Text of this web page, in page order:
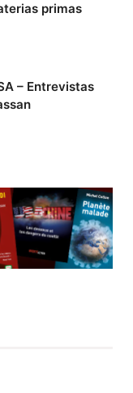
primas
– Entrevistas